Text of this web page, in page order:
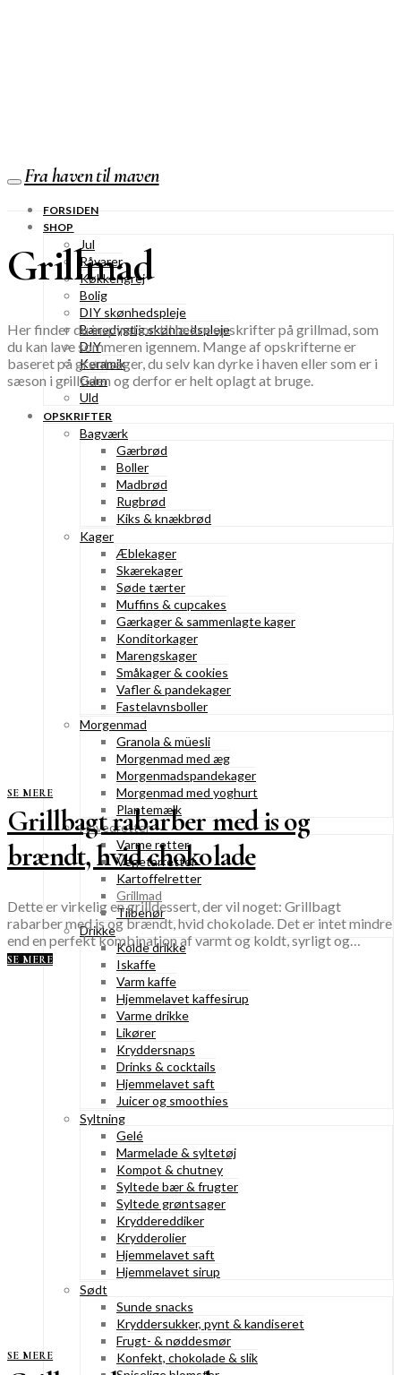
Fra haven til maven
FORSIDEN
SHOP
Jul
Råvarer
Køkkengrej
Bolig
DIY skønhedspleje
Bæredygtig skønhedspleje
DIY
Keramik
Garn
Uld
OPSKRIFTER
Bagværk
Gærbrød
Boller
Madbrød
Rugbrød
Kiks & knækbrød
Kager
Æblekager
Skærekager
Søde tærter
Muffins & cupcakes
Gærkager & sammenlagte kager
Konditorkager
Marengskager
Småkager & cookies
Vafler & pandekager
Fastelavnsboller
Morgenmad
Granola & müesli
Morgenmad med æg
Morgenmadspandekager
Morgenmad med yoghurt
Plantemælk
Hovedretter
Varme retter
Vegetarretter
Kartoffelretter
Grillmad
Tilbehør
Drikke
Kolde drikke
Iskaffe
Varm kaffe
Hjemmelavet kaffesirup
Varme drikke
Likører
Kryddersnaps
Drinks & cocktails
Hjemmelavet saft
Juicer og smoothies
Syltning
Gelé
Marmelade & syltetøj
Kompot & chutney
Syltede bær & frugter
Syltede grøntsager
Kryddereddiker
Krydderolier
Hjemmelavet saft
Hjemmelavet sirup
Sødt
Sunde snacks
Kryddersukker, pynt & kandiseret
Frugt- & nøddesmør
Konfekt, chokolade & slik
Grillmad
Her finder du inspiration til lækre opskrifter på grillmad, som
du kan lave sommeren igennem. Mange af opskrifterne er
baseret på grøntsager, du selv kan dyrke i haven eller som er i
sæson i grilltiden og derfor er helt oplagt at bruge.
SE MERE
Grillbagt rabarber med is og
brændt, hvid chokolade
Dette er virkelig en grilldessert, der vil noget: Grillbagt
rabarber med is og brændt, hvid chokolade. Det er intet mindre
end en perfekt kombination af varmt og koldt, syrligt og…
SE MERE
SE MERE